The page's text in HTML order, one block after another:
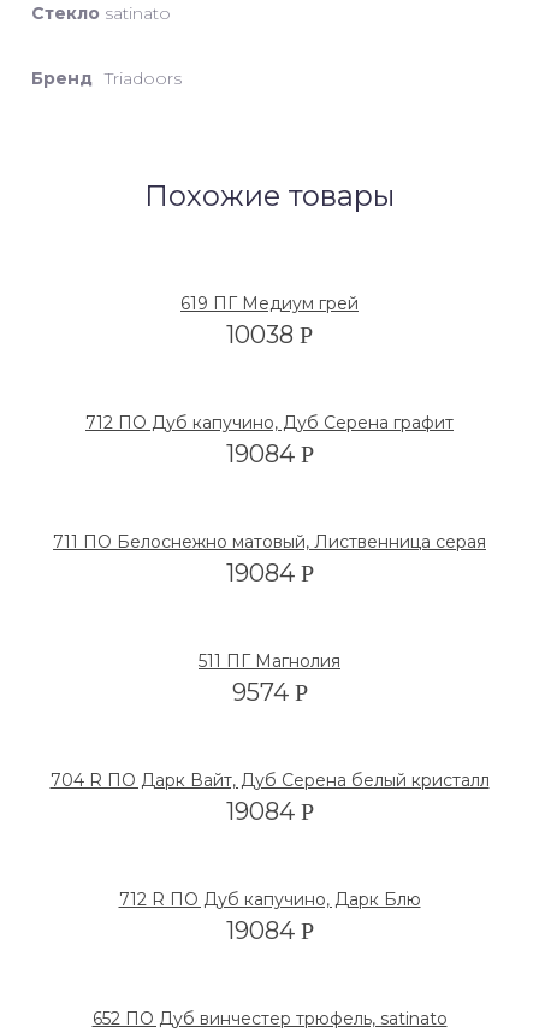
Стекло satinato
Бренд Triadoors
Похожие товары
619 ПГ Медиум грей
10038 Р
712 ПО Дуб капучино, Дуб Серена графит
19084 Р
711 ПО Белоснежно матовый, Лиственница серая
19084 Р
511 ПГ Магнолия
9574 Р
704 R ПО Дарк Вайт, Дуб Серена белый кристалл
19084 Р
712 R ПО Дуб капучино, Дарк Блю
19084 Р
652 ПО Дуб винчестер трюфель, satinato